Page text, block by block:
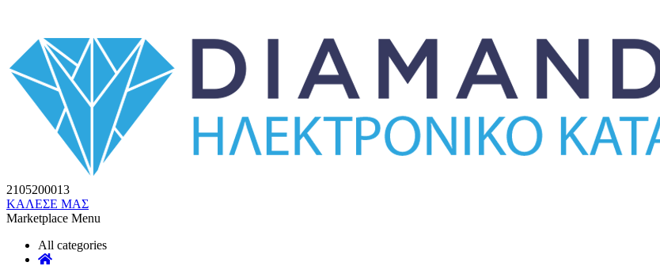
2105200013
ΚΑΛΕΣΕ ΜΑΣ
Marketplace Menu
All categories